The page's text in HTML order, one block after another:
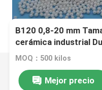
B120 0,8-20 mm
cerámica industrial
MOQ：500 kilos
Mejor precio